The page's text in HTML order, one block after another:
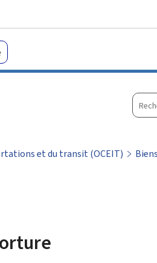
sur
site
et du transit (OCEIT)